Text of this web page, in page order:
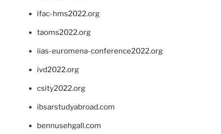
ifac-hms2022.org
taoms2022.org
iias-euromena-conference2022.org
ivd2022.org
csity2022.org
ibsarstudyabroad.com
bennusehgall.com